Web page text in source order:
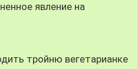
явление на
тройню вегетарианке